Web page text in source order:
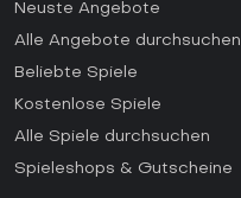
Neuste Angebote
Alle Angebote durchsuchen
Beliebte Spiele
Kostenlose Spiele
Alle Spiele durchsuchen
Spieleshops & Gutscheine